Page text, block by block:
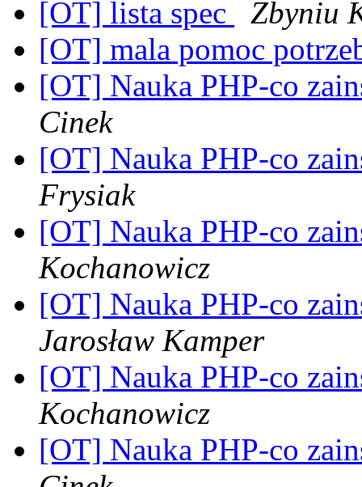
[OT] lista spec
Zbyniu
[OT] mala pomoc
[OT] Nauka PHP-co
Cinek
[OT] Nauka PHP-co
Frysiak
[OT] Nauka PHP-co
Kochanowicz
[OT] Nauka PHP-co
Jarosław Kamper
[OT] Nauka PHP-co
Kochanowicz
[OT] Nauka PHP-co